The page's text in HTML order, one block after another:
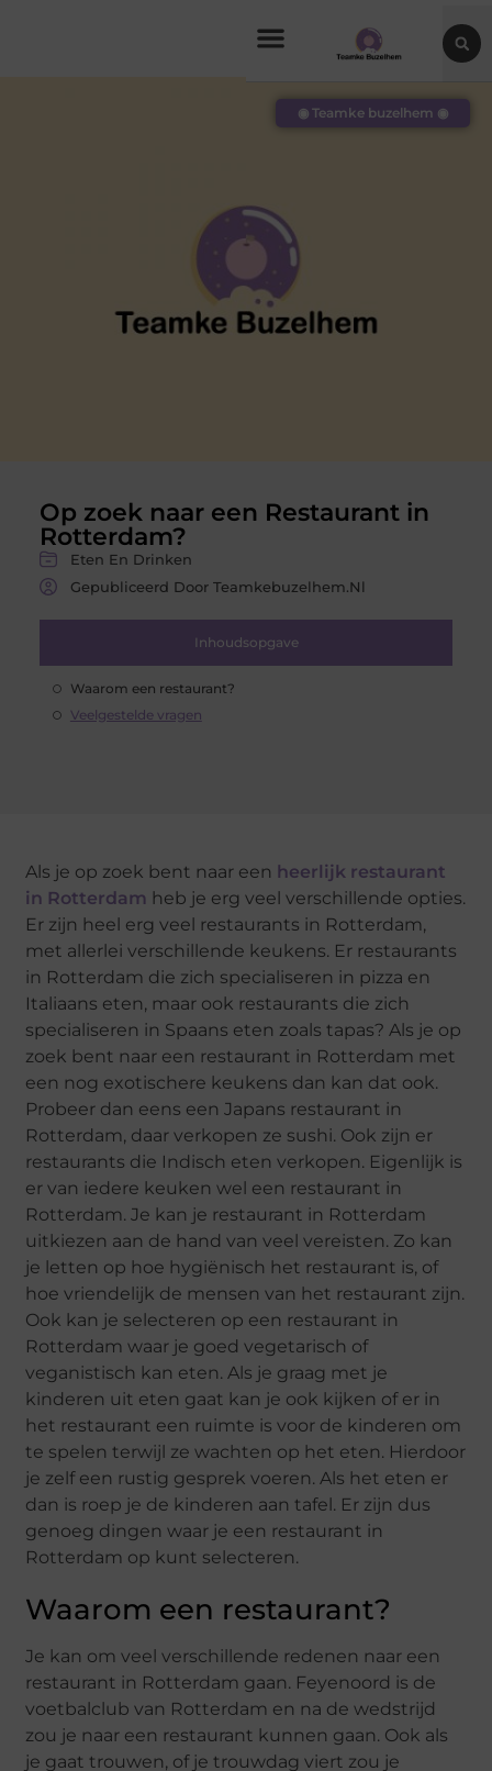
Op zoek naar een Restaurant in
Rotterdam?
Eten En Drinken
Gepubliceerd Door Teamkebuzelhem.nl
Inhoudsopgave
Waarom een restaurant?
Veelgestelde vragen
◉ Teamke buzelhem ◉
Als je op zoek bent naar een heerlijk restaurant
in Rotterdam heb je erg veel verschillende opties.
Er zijn heel erg veel restaurants in Rotterdam,
met allerlei verschillende keukens. Er restaurants
in Rotterdam die zich specialiseren in pizza en
Italiaans eten, maar ook restaurants die zich
specialiseren in Spaans eten zoals tapas? Als je op
zoek bent naar een restaurant in Rotterdam met
een nog exotischere keukens dan kan dat ook.
Probeer dan eens een Japans restaurant in
Rotterdam, daar verkopen ze sushi. Ook zijn er
restaurants die Indisch eten verkopen. Eigenlijk is
er van iedere keuken wel een restaurant in
Rotterdam. Je kan je restaurant in Rotterdam
uitkiezen aan de hand van veel vereisten. Zo kan
je letten op hoe hygiënisch het restaurant is, of
hoe vriendelijk de mensen van het restaurant zijn.
Ook kan je selecteren op een restaurant in
Rotterdam waar je goed vegetarisch of
veganistisch kan eten. Als je graag met je
kinderen uit eten gaat kan je ook kijken of er in
het restaurant een ruimte is voor de kinderen om
te spelen terwijl ze wachten op het eten. Hierdoor
je zelf een rustig gesprek voeren. Als het eten er
dan is roep je de kinderen aan tafel. Er zijn dus
genoeg dingen waar je een restaurant in
Rotterdam op kunt selecteren.
Waarom een restaurant?
Je kan om veel verschillende redenen naar een
restaurant in Rotterdam gaan. Feyenoord is de
voetbalclub van Rotterdam en na de wedstrijd
zou je naar een restaurant kunnen gaan. Ook als
je gaat trouwen, of je trouwdag viert zou je